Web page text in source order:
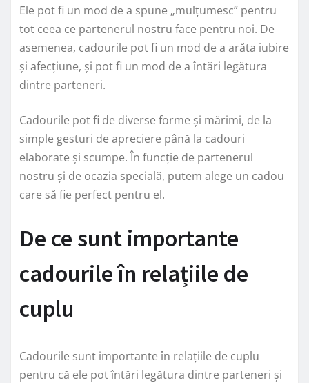
Ele pot fi un mod de a spune „mulțumesc” pentru
tot ceea ce partenerul nostru face pentru noi. De
asemenea, cadourile pot fi un mod de a arăta iubire
și afecțiune, și pot fi un mod de a întări legătura
dintre parteneri.
Cadourile pot fi de diverse forme și mărimi, de la
simple gesturi de apreciere până la cadouri
elaborate și scumpe. În funcție de partenerul
nostru și de ocazia specială, putem alege un cadou
care să fie perfect pentru el.
De ce sunt importante
cadourile în relațiile de
cuplu
Cadourile sunt importante în relațiile de cuplu
pentru că ele pot întări legătura dintre parteneri și